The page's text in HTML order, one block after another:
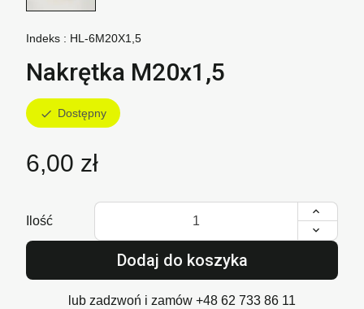
Indeks : HL-6M20X1,5
Nakrętka M20x1,5
check Dostępny
6,00 zł
Ilość
Dodaj do koszyka
lub zadzwoń i zamów +48 62 733 86 11